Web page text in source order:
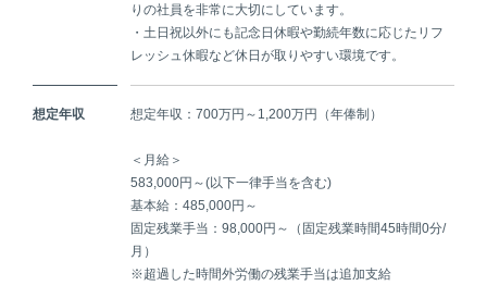
りの社員を非常に大切にしています。
・土日祝以外にも記念日休暇や勤続年数に応じたリフ
レッシュ休暇など休日が取りやすい環境です。
想定年収 想定年収：700万円～1,200万円（年俸制）
＜月給＞
583,000円～(以下一律手当を含む)
基本給：485,000円～
固定残業手当：98,000円～（固定残業時間45時間0分/
月）
※超過した時間外労働の残業手当は追加支給